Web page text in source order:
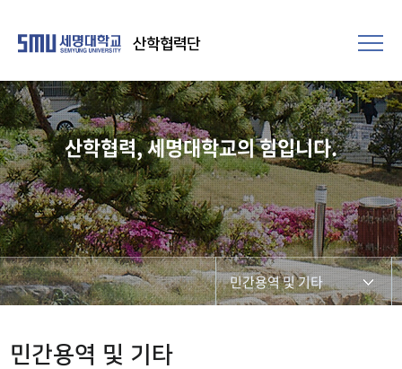
산학협력단
산학협력, 세명대학교의 힘입니다.
민간용역 및 기타
민간용역 및 기타